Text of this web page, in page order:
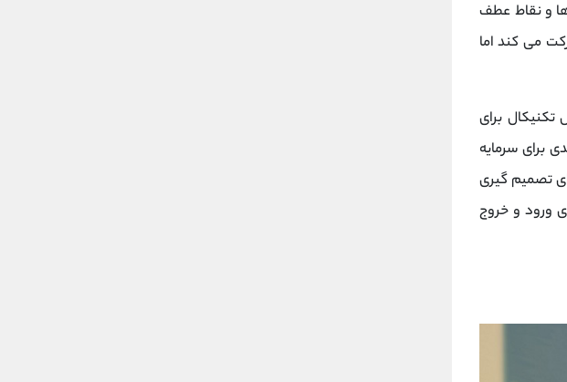
و نقاط عطف
می‌ کند اما
برای
برای سرمایه‌
تصمیم‌ گیری
ورود و خروج